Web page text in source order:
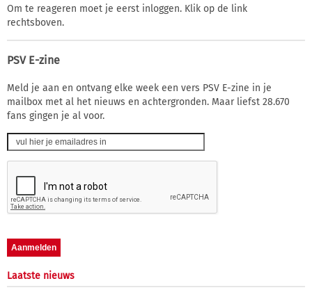
Om te reageren moet je eerst inloggen. Klik op de link
rechtsboven.
PSV E-zine
Meld je aan en ontvang elke week een vers PSV E-zine in je
mailbox met al het nieuws en achtergronden. Maar liefst 28.670
fans gingen je al voor.
Laatste nieuws